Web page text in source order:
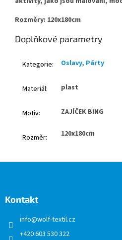
Rozměry: 120x180cm
Doplňkové parametry
Kategorie: Oslavy, Párty
Materiál: plast
Motiv: ZAJÍČEK BING
Rozměr: 120x180cm
Kontakt
info@wolf-textil.cz
+420 603 530 322